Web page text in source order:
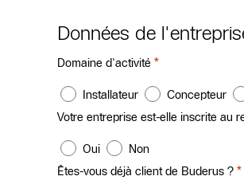
Données de
Domaine d'activité *
Installateur Concepteur
Votre entreprise est-elle inscrite au
Oui
Non
Êtes-vous déjà client de Buderus ? *